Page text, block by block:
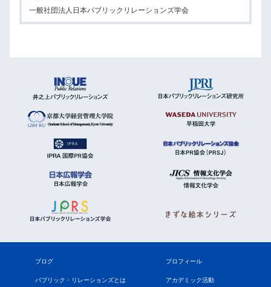
一般社団法人日本パブリックリレーションズ学会
ブログ プロフィール
パブリック・リレーションズとは アカデミック活動